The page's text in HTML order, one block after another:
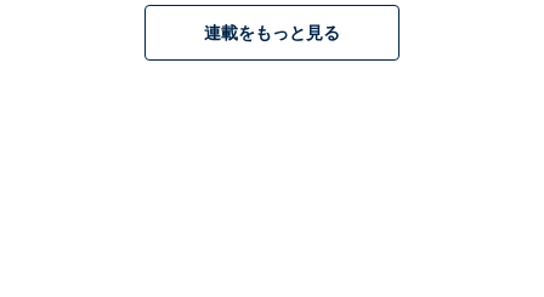
九州・沖縄エリアの「住み続けたい街」ランキング！ 2
連載をもっと見る